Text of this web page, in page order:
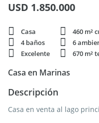
USD 1.850.000
Casa
4 baños
6
Excelente
Casa en Marinas
Descripción
Casa en venta al lago